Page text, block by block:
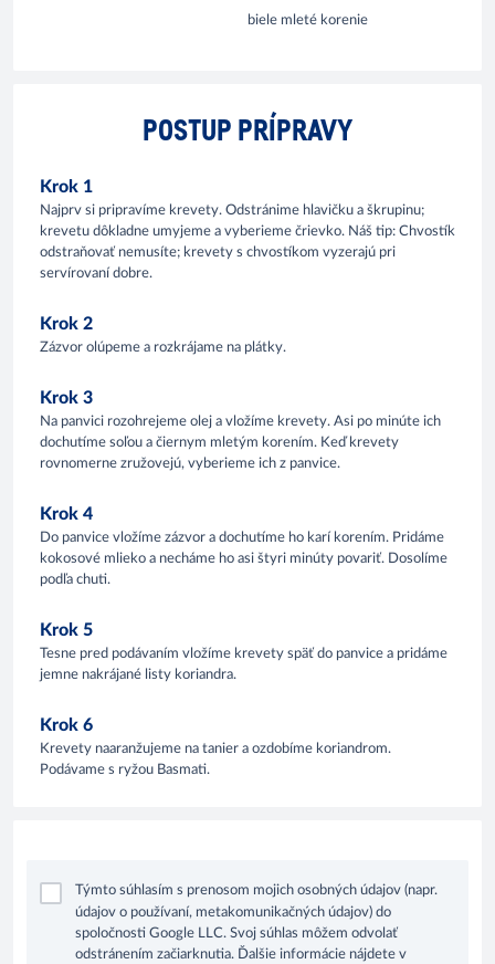
biele mleté korenie
POSTUP PRÍPRAVY
Krok 1
Najprv si pripravíme krevety. Odstránime hlavičku a škrupinu;
krevetu dôkladne umyjeme a vyberieme črievko. Náš tip: Chvostík
odstraňovať nemusíte; krevety s chvostíkom vyzerajú pri
servírovaní dobre.
Krok 2
Zázvor olúpeme a rozkrájame na plátky.
Krok 3
Na panvici rozohrejeme olej a vložíme krevety. Asi po minúte ich
dochutíme soľou a čiernym mletým korením. Keď krevety
rovnomerne zružovejú, vyberieme ich z panvice.
Krok 4
Do panvice vložíme zázvor a dochutíme ho karí korením. Pridáme
kokosové mlieko a necháme ho asi štyri minúty povariť. Dosolíme
podľa chuti.
Krok 5
Tesne pred podávaním vložíme krevety späť do panvice a pridáme
jemne nakrájané listy koriandra.
Krok 6
Krevety naaranžujeme na tanier a ozdobíme koriandrom.
Podávame s ryžou Basmati.
Týmto súhlasím s prenosom mojich osobných údajov (napr.
údajov o používaní, metakomunikačných údajov) do
spoločnosti Google LLC. Svoj súhlas môžem odvolať
odstránením začiarknutia. Ďalšie informácie nájdete v